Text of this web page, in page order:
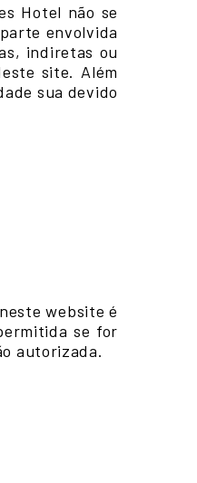
Hotel não se
envolvida
indiretas ou
site. Além
sua devido
website é
se for
autorizada.